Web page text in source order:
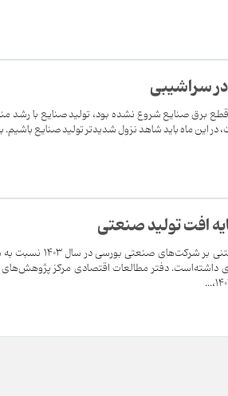
سراشیبی
در این ماه باید شاهد نزول شدیدتر تولید صنایع
افت تولید صنعتی
ناچیز ۰.۲ درصدی داشته‌است. دفتر مطالعات اقتصادی